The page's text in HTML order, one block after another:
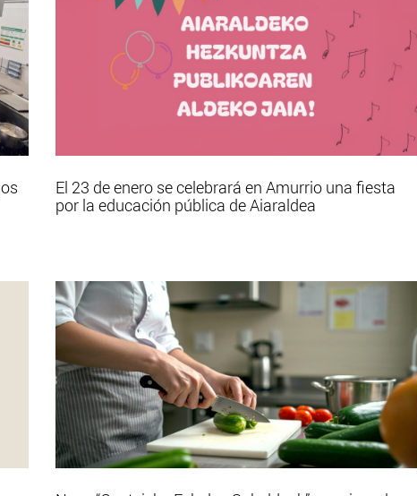
El 23 de enero se celebrará en Amurrio una fiesta
por la educación pública de Aiaraldea